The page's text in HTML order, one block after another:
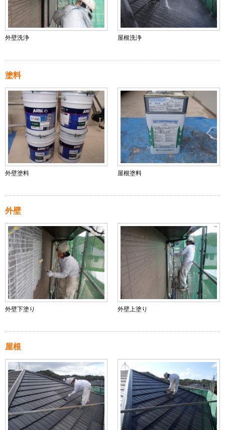
外壁洗浄 屋根洗浄
塗料
外壁塗料 屋根塗料
外壁
外壁下塗り 外壁上塗り
屋根